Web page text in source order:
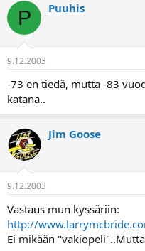
P Puuhis
9.12.2003
-73 en tiedä, mutta -83
katana..
Jim Goose
9.12.2003
Vastaus mun kyssäriin:
http://
Ei mikään